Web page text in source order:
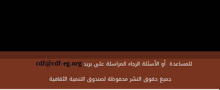
للمساعدة أو الأسئلة الرجاء المراسلة على بريدcdf@cdf-eg.org
جميع حقوق النشر محفوظة لصندوق التنمية الثقافية